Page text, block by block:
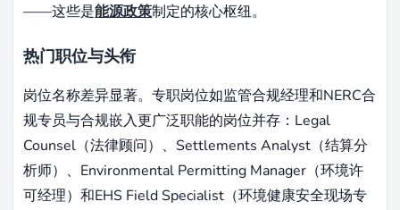
——这些是能源政策制定的核心枢纽。
热门职位与头衔
岗位名称差异显著。专职岗位如监管合规经理和NERC合
规专员与合规嵌入更广泛职能的岗位并存：Legal
Counsel（法律顾问）、Settlements Analyst（结算分
析师）、Environmental Permitting Manager（环境许
可经理）和EHS Field Specialist（环境健康安全现场专